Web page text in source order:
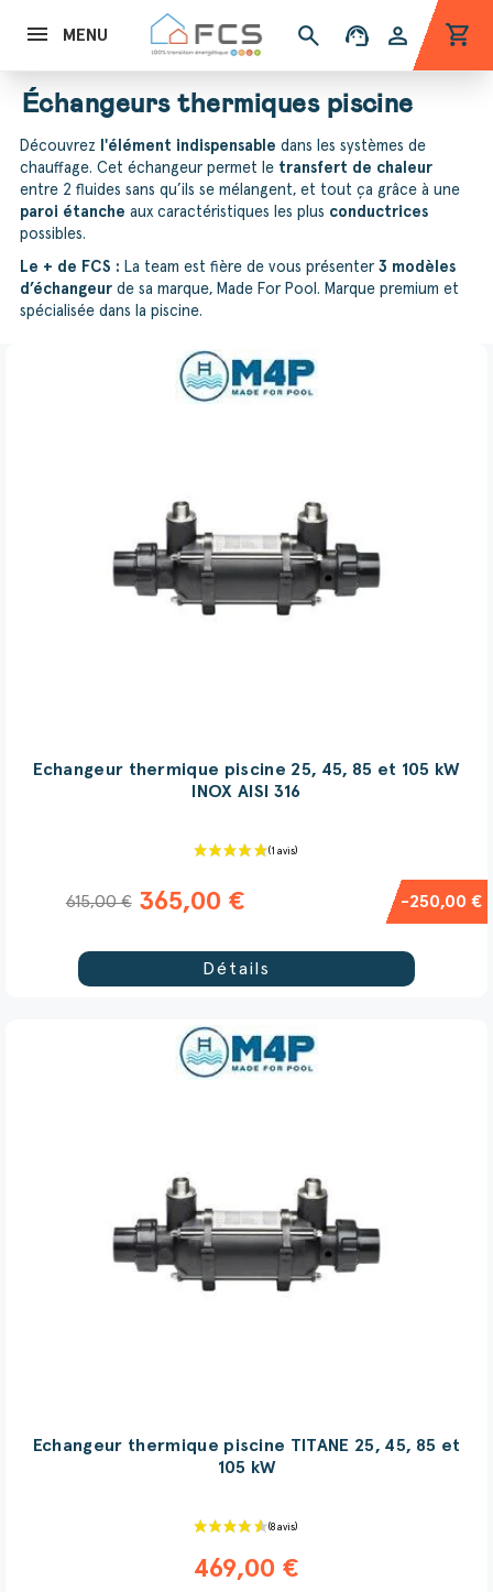
MENU search support_agent person shopping_cart
Échangeurs thermiques piscine
Découvrez l'élément indispensable dans les systèmes de
chauffage. Cet échangeur permet le transfert de chaleur
entre 2 fluides sans qu’ils se mélangent, et tout ça grâce à une
paroi étanche aux caractéristiques les plus conductrices
possibles.
Le + de FCS : La team est fière de vous présenter3 modèles
d’échangeur de sa marque, Made For Pool. Marque premium et
spécialisée dans la piscine.
Echangeur thermique piscine 25, 45, 85 et 105 kW
INOX AISI 316
615,00 € 365,00 € -250,00 €
Détails
Echangeur thermique piscine TITANE 25, 45, 85 et
105 kW
469,00 €